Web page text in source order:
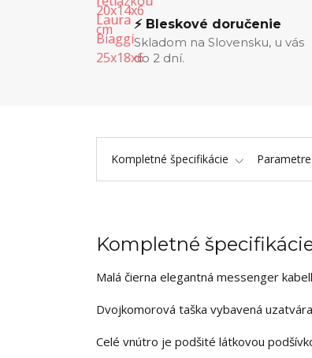
⚡ Bleskové doručenie
Skladom na Slovensku, u vás
do 2 dní.
Kompletné špecifikácie Parametre
Kompletné
Malá čierna elegantná messenger
Dvojkomorová taška vybavená
Celé vnútro je podšité látkovou